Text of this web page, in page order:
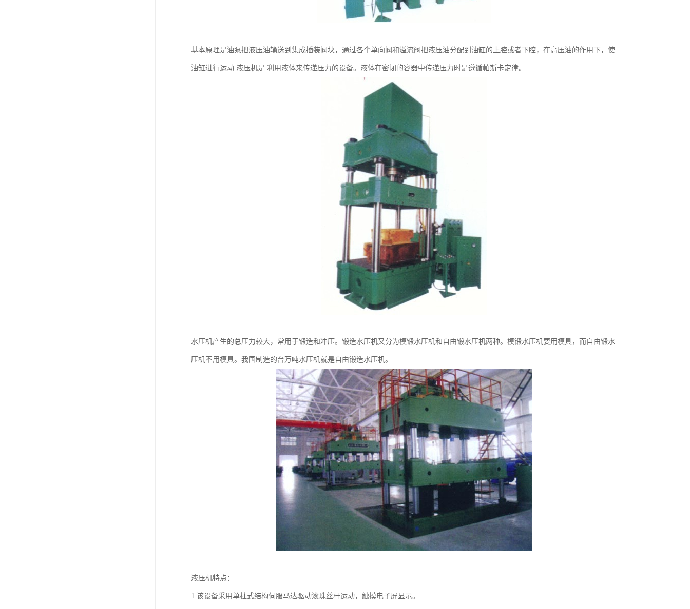
基本原理是油泵把液压油输送到集成插装阀块，通过各个单向阀和溢流阀把液压油分配到油缸的上腔或者下腔，在高压油的作用下，使
油缸进行运动.液压机是 利用液体来传递压力的设备。液体在密闭的容器中传递压力时是遵循帕斯卡定律。
水压机产生的总压力较大，常用于锻造和冲压。锻造水压机又分为模锻水压机和自由锻水压机两种。模锻水压机要用模具，而自由锻水
压机不用模具。我国制造的台万吨水压机就是自由锻造水压机。
液压机特点：
1.该设备采用单柱式结构伺服马达驱动滚珠丝杆运动，触摸电子屏显示。